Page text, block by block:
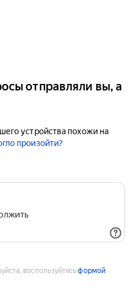
отправляли вы, а
устройства похожи на
произойти?
воспользуйтесьформой